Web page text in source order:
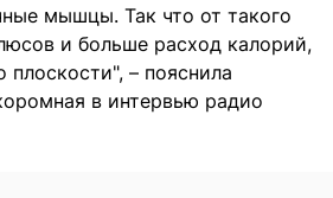
мышцы. Так что от такого
и больше расход калорий,
плоскости", – пояснила
в интервью радио